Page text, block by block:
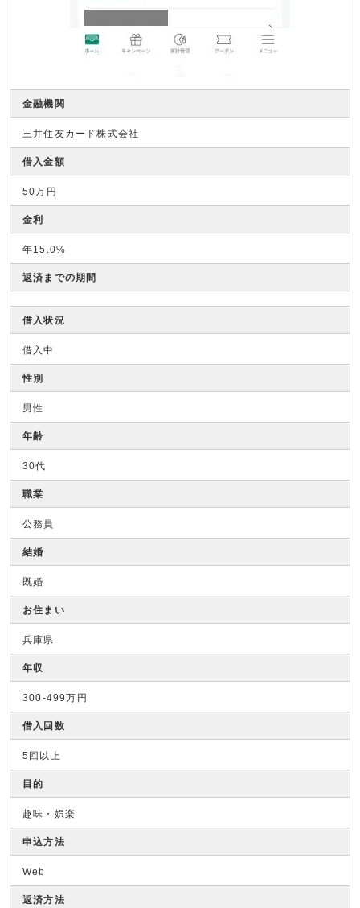
金融機関
三井住友カード株式会社
借入金額
50万円
金利
年15.0%
返済までの期間
借入状況
借入中
性別
男性
年齢
30代
職業
公務員
結婚
既婚
お住まい
兵庫県
年収
300-499万円
借入回数
5回以上
目的
趣味・娯楽
申込方法
Web
返済方法